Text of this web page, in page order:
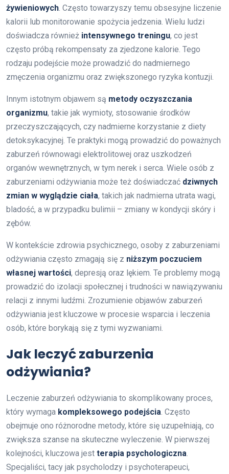
żywieniowych. Często towarzyszy temu obsesyjne liczenie
kalorii lub monitorowanie spożycia jedzenia. Wielu ludzi
doświadcza również intensywnego treningu, co jest
często próbą rekompensaty za zjedzone kalorie. Tego
rodzaju podejście może prowadzić do nadmiernego
zmęczenia organizmu oraz zwiększonego ryzyka kontuzji.
Innym istotnym objawem są metody oczyszczania
organizmu, takie jak wymioty, stosowanie środków
przeczyszczających, czy nadmierne korzystanie z diety
detoksykacyjnej. Te praktyki mogą prowadzić do poważnych
zaburzeń równowagi elektrolitowej oraz uszkodzeń
organów wewnętrznych, w tym nerek i serca. Wiele osób z
zaburzeniami odżywiania może też doświadczać dziwnych
zmian w wyglądzie ciała, takich jak nadmierna utrata wagi,
bladość, a w przypadku bulimii – zmiany w kondycji skóry i
zębów.
W kontekście zdrowia psychicznego, osoby z zaburzeniami
odżywiania często zmagają się z niższym poczuciem
własnej wartości, depresją oraz lękiem. Te problemy mogą
prowadzić do izolacji społecznej i trudności w nawiązywaniu
relacji z innymi ludźmi. Zrozumienie objawów zaburzeń
odżywiania jest kluczowe w procesie wsparcia i leczenia
osób, które borykają się z tymi wyzwaniami.
Jak leczyć zaburzenia
odżywiania?
Leczenie zaburzeń odżywiania to skomplikowany proces,
który wymaga kompleksowego podejścia. Często
obejmuje ono różnorodne metody, które się uzupełniają, co
zwiększa szanse na skuteczne wyleczenie. W pierwszej
kolejności, kluczowa jest terapia psychologiczna.
Specjaliści, tacy jak psycholodzy i psychoterapeuci,